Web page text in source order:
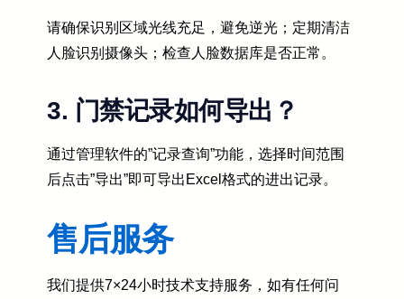
请确保识别区域光线充足，避免逆光；定期清洁
人脸识别摄像头；检查人脸数据库是否正常。
3. 门禁记录如何导出？
通过管理软件的”记录查询”功能，选择时间范围
后点击”导出”即可导出Excel格式的进出记录。
售后服务
我们提供7×24小时技术支持服务，如有任何问